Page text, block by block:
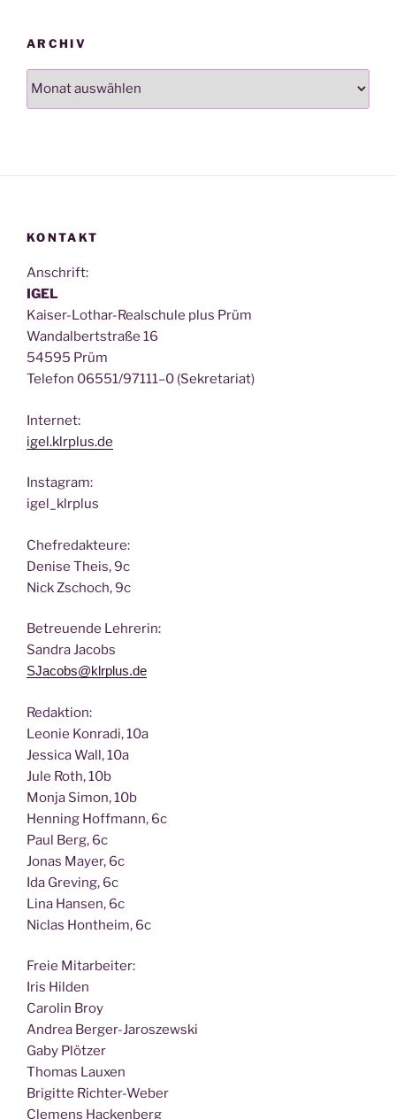
ARCHIV
Archiv
KONTAKT
Anschrift:
IGEL
Kai­ser-Lothar-Real­schu­le plus Prüm
Wan­dal­bert­stra­ße 16
54595 Prüm
Tele­fon 06551/97111–0 (Sekre­ta­ri­at)
Inter­net:
igel.klrplus.de
Insta­gram:
igel_klrplus
Chef­re­dak­teu­re:
Deni­se Theis, 9c
Nick Zscho­ch, 9c
Betreu­en­de Lehrerin:
San­dra Jacobs
SJacobs@klrplus.de
Redak­ti­on:
Leo­nie Kon­ra­di, 10a
Jes­si­ca Wall, 10a
Jule Roth, 10b
Mon­ja Simon, 10b
Hen­ning Hoff­mann, 6c
Paul Berg, 6c
Jonas May­er, 6c
Ida Gre­ving, 6c
Lina Han­sen, 6c
Nic­las Hont­heim, 6c
Freie Mit­ar­bei­ter:
Iris Hilden
Caro­lin Broy
Andrea Berger-Jaroszewski
Gaby Plötzer
Tho­mas Lauxen
Bri­git­te Richter-Weber
Cle­mens Hackenberg